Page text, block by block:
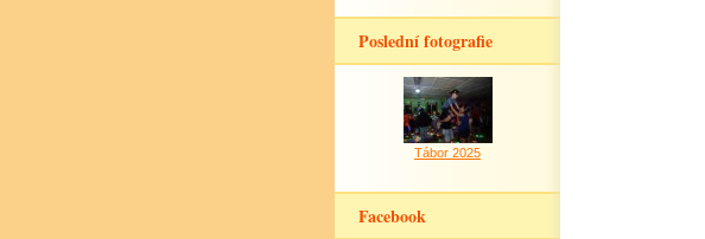
Poslední fotografie
Tábor 2025
Facebook